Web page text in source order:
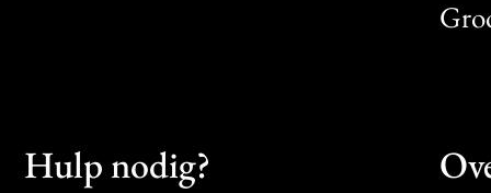
Hulp nodig?